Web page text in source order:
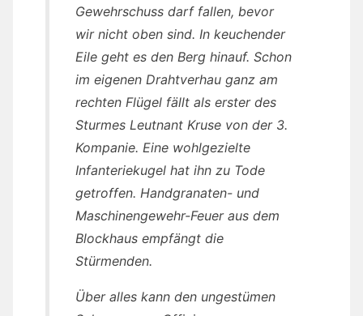
Gewehrschuss darf fallen, bevor
wir nicht oben sind. In keuchender
Eile geht es den Berg hinauf. Schon
im eigenen Drahtverhau ganz am
rechten Flügel fällt als erster des
Sturmes Leutnant Kruse von der 3.
Kompanie. Eine wohlgezielte
Infanteriekugel hat ihn zu Tode
getroffen. Handgranaten- und
Maschinengewehr-Feuer aus dem
Blockhaus empfängt die
Stürmenden.
Über alles kann den ungestümen